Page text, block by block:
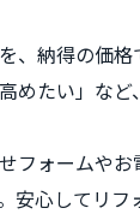
、納得の価
めたい」な
フォームや
安心してリフ